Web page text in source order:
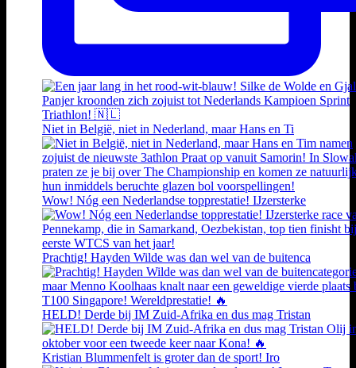
Niet in België, niet in Nederland, maar Hans en Ti
Wow! Nóg een Nederlandse topprestatie! IJzersterke
Prachtig! Hayden Wilde was dan wel van de buitenca
HELD! Derde bij IM Zuid-Afrika en dus mag Tristan
Kristian Blummenfelt is groter dan de sport! Iro